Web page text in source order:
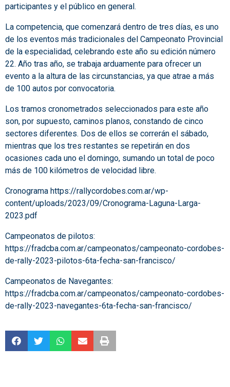
participantes y el público en general.
La competencia, que comenzará dentro de tres días, es uno
de los eventos más tradicionales del Campeonato Provincial
de la especialidad, celebrando este año su edición número
22. Año tras año, se trabaja arduamente para ofrecer un
evento a la altura de las circunstancias, ya que atrae a más
de 100 autos por convocatoria.
Los tramos cronometrados seleccionados para este año
son, por supuesto, caminos planos, constando de cinco
sectores diferentes. Dos de ellos se correrán el sábado,
mientras que los tres restantes se repetirán en dos
ocasiones cada uno el domingo, sumando un total de poco
más de 100 kilómetros de velocidad libre.
Cronograma https://rallycordobes.com.ar/wp-
content/uploads/2023/09/Cronograma-Laguna-Larga-
2023.pdf
Campeonatos de pilotos:
https://fradcba.com.ar/campeonatos/campeonato-cordobes-
de-rally-2023-pilotos-6ta-fecha-san-francisco/
Campeonatos de Navegantes:
https://fradcba.com.ar/campeonatos/campeonato-cordobes-
de-rally-2023-navegantes-6ta-fecha-san-francisco/